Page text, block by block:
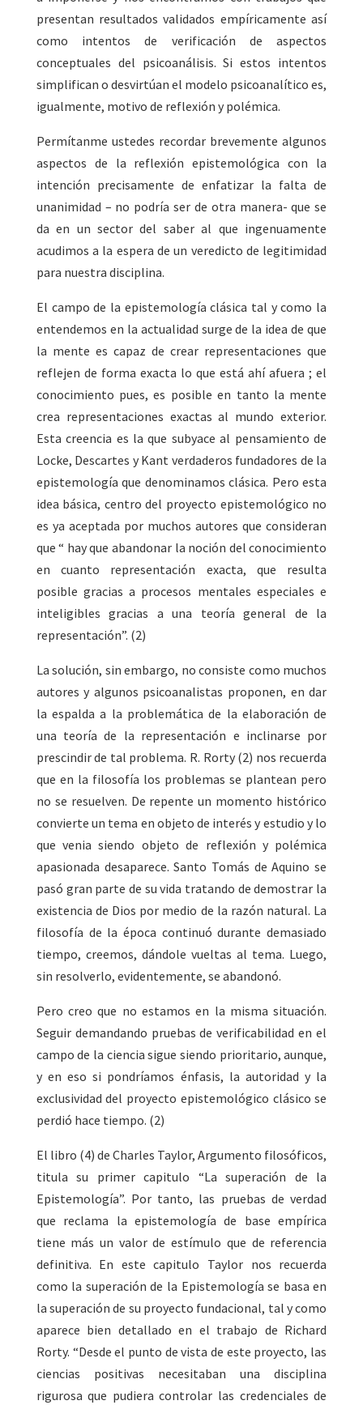
presentan resultados validados empíricamente así
como intentos de verificación de aspectos
conceptuales del psicoanálisis. Si estos intentos
simplifican o desvirtúan el modelo psicoanalítico es,
igualmente, motivo de reflexión y polémica.
Permítanme ustedes recordar brevemente algunos
aspectos de la reflexión epistemológica con la
intención precisamente de enfatizar la falta de
unanimidad – no podría ser de otra manera- que se
da en un sector del saber al que ingenuamente
acudimos a la espera de un veredicto de legitimidad
para nuestra disciplina.
El campo de la epistemología clásica tal y como la
entendemos en la actualidad surge de la idea de que
la mente es capaz de crear representaciones que
reflejen de forma exacta lo que está ahí afuera ; el
conocimiento pues, es posible en tanto la mente
crea representaciones exactas al mundo exterior.
Esta creencia es la que subyace al pensamiento de
Locke, Descartes y Kant verdaderos fundadores de la
epistemología que denominamos clásica. Pero esta
idea básica, centro del proyecto epistemológico no
es ya aceptada por muchos autores que consideran
que “ hay que abandonar la noción del conocimiento
en cuanto representación exacta, que resulta
posible gracias a procesos mentales especiales e
inteligibles gracias a una teoría general de la
representación”. (2)
La solución, sin embargo, no consiste como muchos
autores y algunos psicoanalistas proponen, en dar
la espalda a la problemática de la elaboración de
una teoría de la representación e inclinarse por
prescindir de tal problema. R. Rorty (2) nos recuerda
que en la filosofía los problemas se plantean pero
no se resuelven. De repente un momento histórico
convierte un tema en objeto de interés y estudio y lo
que venia siendo objeto de reflexión y polémica
apasionada desaparece. Santo Tomás de Aquino se
pasó gran parte de su vida tratando de demostrar la
existencia de Dios por medio de la razón natural. La
filosofía de la época continuó durante demasiado
tiempo, creemos, dándole vueltas al tema. Luego,
sin resolverlo, evidentemente, se abandonó.
Pero creo que no estamos en la misma situación.
Seguir demandando pruebas de verificabilidad en el
campo de la ciencia sigue siendo prioritario, aunque,
y en eso si pondríamos énfasis, la autoridad y la
exclusividad del proyecto epistemológico clásico se
perdió hace tiempo. (2)
El libro (4) de Charles Taylor, Argumento filosóficos,
titula su primer capitulo “La superación de la
Epistemología”. Por tanto, las pruebas de verdad
que reclama la epistemología de base empírica
tiene más un valor de estímulo que de referencia
definitiva. En este capitulo Taylor nos recuerda
como la superación de la Epistemología se basa en
la superación de su proyecto fundacional, tal y como
aparece bien detallado en el trabajo de Richard
Rorty. “Desde el punto de vista de este proyecto, las
ciencias positivas necesitaban una disciplina
rigurosa que pudiera controlar las credenciales de